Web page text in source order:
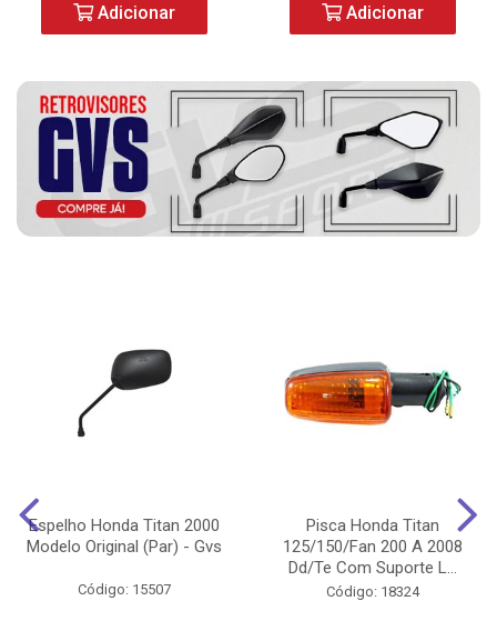
Adicionar Adicionar
Espelho Honda Titan 2000
Modelo Original (Par) - Gvs
Código: 15507
Pisca Honda Titan
125/150/Fan 200 A 2008
Dd/Te Com Suporte L...
Código: 18324